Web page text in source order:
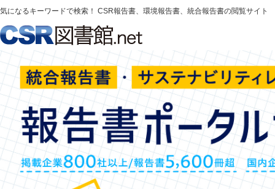
気になるキーワードで検索！ CSR報告書、環境報告書、統合報告書の閲覧サイト